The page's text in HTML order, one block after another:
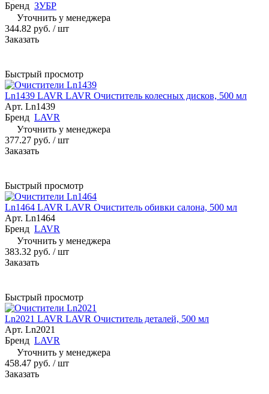
Бренд ЗУБР
Уточнить у менеджера
344.82 руб. / шт
Заказать
Быстрый просмотр
Ln1439 LAVR LAVR Очиститель колесных дисков, 500 мл
Арт. Ln1439
Бренд LAVR
Уточнить у менеджера
377.27 руб. / шт
Заказать
Быстрый просмотр
Ln1464 LAVR LAVR Очиститель обивки салона, 500 мл
Арт. Ln1464
Бренд LAVR
Уточнить у менеджера
383.32 руб. / шт
Заказать
Быстрый просмотр
Ln2021 LAVR LAVR Очиститель деталей, 500 мл
Арт. Ln2021
Бренд LAVR
Уточнить у менеджера
458.47 руб. / шт
Заказать